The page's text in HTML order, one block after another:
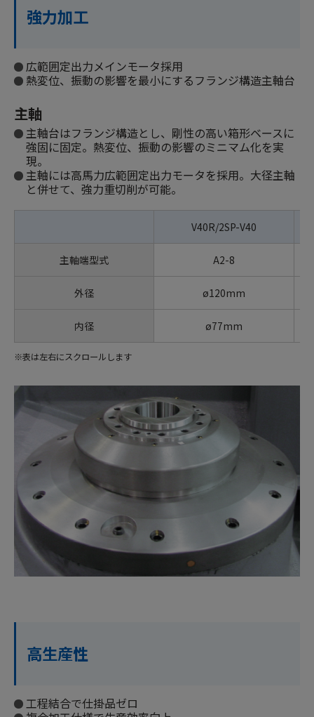
強力加工
広範囲定出力メインモータ採用
熱変位、振動の影響を最小にするフランジ構造主軸台
主軸
主軸台はフランジ構造とし、剛性の高い箱形ベースに
強固に固定。熱変位、振動の影響のミニマム化を実
現。
主軸には高馬力広範囲定出力モータを採用。大径主軸
と併せて、強力重切削が可能。
V40R/2SP-V40
主軸端型式 A2-8
外径 ø120mm
内径 ø77mm
※表は左右にスクロールします
高生産性
工程結合で仕掛品ゼロ